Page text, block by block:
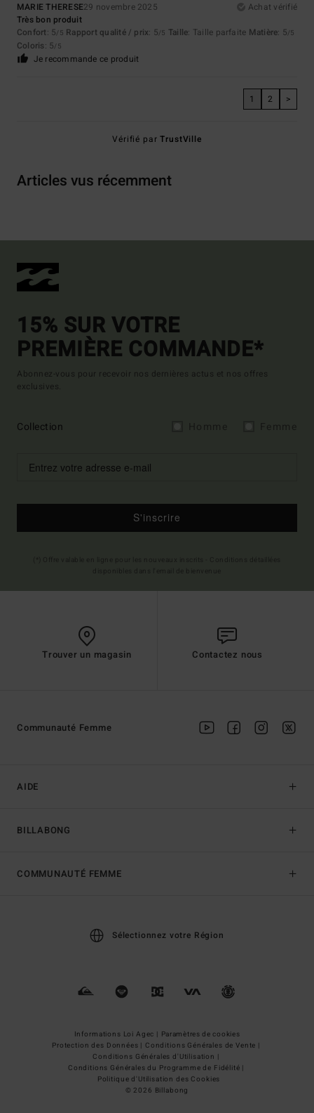
MARIE THERESE29 novembre 2025
Achat vérifié
Très bon produit
Confort: 5/5 Rapport qualité / prix: 5/5 Taille: Taille parfaite Matière: 5/5
Coloris: 5/5
Je recommande ce produit
1 2 >
Vérifié parTrustVille
Articles vus récemment
15% SUR VOTRE
PREMIÈRE COMMANDE*
Abonnez-vous pour recevoir nos dernières actus et nos offres
exclusives.
Collection
S'inscrire
Trouver un magasin Contactez nous
AIDE
BILLABONG
Communauté Femme
COMMUNAUTÉ FEMME
Sélectionnez votre Région
Informations Loi Agec | Paramètres de cookies
Protection des Données | Conditions Générales de Vente |
Conditions Générales d'Utilisation |
Conditions Générales du Programme de Fidélité |
Politique d'Utilisation des Cookies
© 2026 Billabong